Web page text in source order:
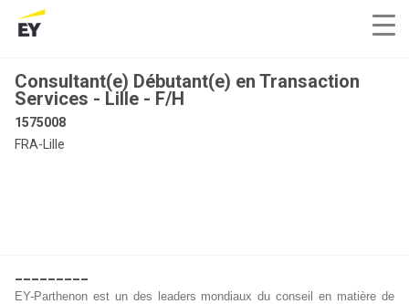
Consultant(e) Débutant(e) en Transaction
Services - Lille - F/H
1575008
FRA-Lille
EY-Parthenon est un des leaders mondiaux du conseil en matière de